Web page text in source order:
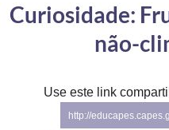
Controladoria-Geral da União
Secretaria-Geral
Curiosidade:
não-
Use este link
http://